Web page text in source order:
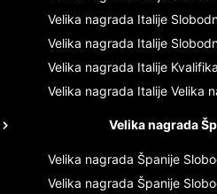
Velika nagrada Italije
Velika nagrada Italije
Velika nagrada Italije
Velika nagrada Italije Velika
Velika nagrada
Velika nagrada Španije
Velika nagrada Španije